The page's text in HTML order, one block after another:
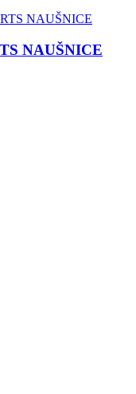
NAUŠNICE